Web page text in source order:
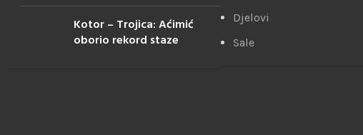
Kotor – Trojica: Aćimić
oborio rekord staze
Djelovi
Sale